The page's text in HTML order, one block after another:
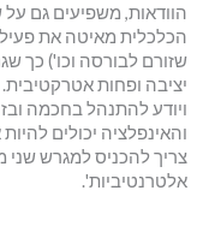
הוודאות, משפיעים גם
הכלכלית מאיטה את
שזורם לבורסה וכו') כך
יציבה ופחות
ויודע להתנהל בחכמה
והאינפלציה יכולים
צריך להכניס למגרש שני
אלטרנטיביות'.